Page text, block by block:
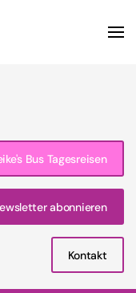
Bus Tagesreisen
abonnieren
Kontakt